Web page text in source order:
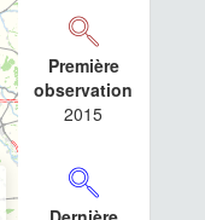
Première
observation
2015